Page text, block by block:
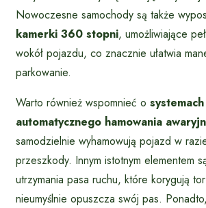
Nowoczesne samochody są także
kamerki 360 stopni, umożliwiające
wokół pojazdu, co znacznie ułatwia
parkowanie.
Warto również wspomnieć o systemach
automatycznego hamowania
samodzielnie wyhamowują pojazd w
przeszkody. Innym istotnym elementem
utrzymania pasa ruchu, które korygują
nieumyślnie opuszcza swój pas.